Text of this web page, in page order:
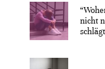
nicht